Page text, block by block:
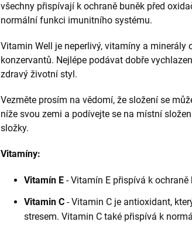
všechny přispívají k ochraně buněk před
normální funkci imunitního systému.
Vitamin Well je neperlivý, vitamíny a
konzervantů. Nejlépe podávat dobře
zdravý životní styl.
Vezměte prosím na vědomí, že složení se
níže svou zemi a podívejte se na místní
složky.
Vitamíny:
Vitamín E - Vitamín E přispívá k
Vitamin C - Vitamin C je antioxidant,
stresem. Vitamin C také přispívá k